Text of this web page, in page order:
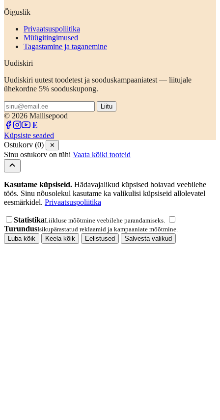
Õiguslik
Privaatsuspoliitika
Müügitingimused
Tagastamine ja taganemine
Uudiskiri
Uudiskiri uutest toodetest ja sooduskampaaniatest — liitujale
ühekordne 5% sooduskupong.
Liitu
© 2026 Mailisepood
Küpsiste seaded
Ostukorv (0)
✕
Sinu ostukorv on tühi Vaata kõiki tooteid
Kasutame küpsiseid. Hädavajalikud küpsised hoiavad veebilehe
töös. Sinu nõusolekul kasutame ka valikulisi küpsiseid allolevatel
eesmärkidel. Privaatsuspoliitika
StatistikaLiikluse mõõtmine veebilehe parandamiseks.
TurundusIsikupärastatud reklaamid ja kampaaniate mõõtmine.
Luba kõik
Keela kõik Eelistused Salvesta valikud